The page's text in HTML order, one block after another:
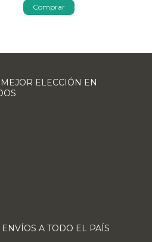
Comprar
ELECCIÓN EN
A TODO EL PAÍS